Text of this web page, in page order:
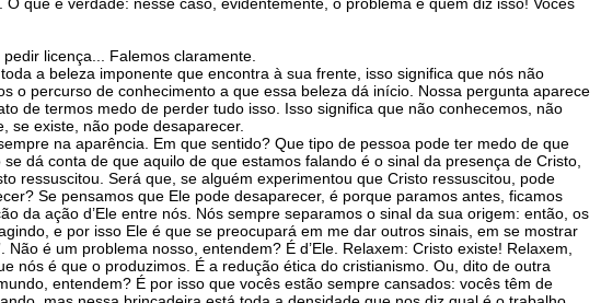
licença... Falemos claramente.
a beleza imponente que encontra à sua frente, isso significa que nós não
o percurso de conhecimento a que essa beleza dá início. Nossa pergunta aparece
de termos medo de perder tudo isso. Isso significa que não conhecemos, não
se existe, não pode desaparecer.
na aparência. Em que sentido? Que tipo de pessoa pode ter medo de que
dá conta de que aquilo de que estamos falando é o sinal da presença de Cristo,
ressuscitou. Será que, se alguém experimentou que Cristo ressuscitou, pode
Se pensamos que Ele pode desaparecer, é porque paramos antes, ficamos
da ação d’Ele entre nós. Nós sempre separamos o sinal da sua origem: então, os
e por isso Ele é que se preocupará em me dar outros sinais, em se mostrar
é um problema nosso, entendem? É d’Ele. Relaxem: Cristo existe! Relaxem,
nós é que o produzimos. É a redução ética do cristianismo. Ou, dito de outra
entendem? É por isso que vocês estão sempre cansados: vocês têm de